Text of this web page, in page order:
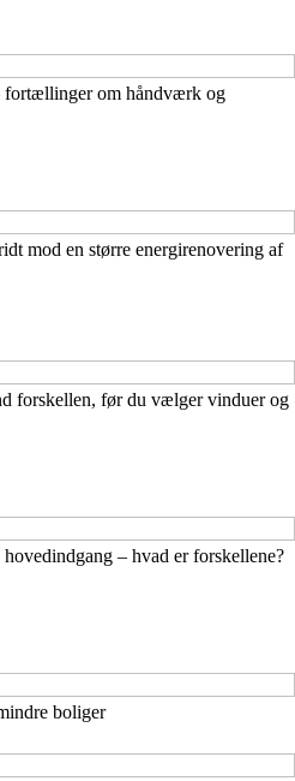
fortællinger om håndværk og
mod en større energirenovering af
forskellen, før du vælger vinduer og
– hvad er forskellene?
boliger